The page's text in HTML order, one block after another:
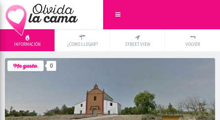
INFORMACIÓN ¿COMO LLEGAR? STREET VIEW VOLVER
0